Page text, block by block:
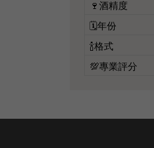
🍷酒精度
🗓️年份
🍾格式
💯專業評分